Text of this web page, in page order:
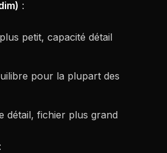
:
petit, capacité détail
pour la plupart des
détail, fichier plus grand
: